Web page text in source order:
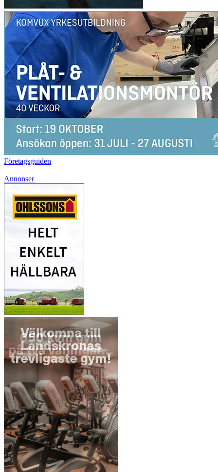
Företagsguiden
Annonser